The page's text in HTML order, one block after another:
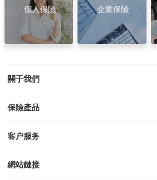
個人保險 企業保險
關于我們
保險產品
客户服务
網站鏈接